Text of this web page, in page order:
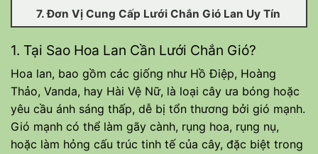
7. Đơn Vị Cung Cấp Lưới Chắn Gió Lan Uy Tín
1. Tại Sao Hoa Lan Cần Lưới Chắn Gió?
Hoa lan, bao gồm các giống như Hồ Điệp, Hoàng
Thảo, Vanda, hay Hài Vệ Nữ, là loại cây ưa bóng hoặc
yêu cầu ánh sáng thấp, dễ bị tổn thương bởi gió mạnh.
Gió mạnh có thể làm gãy cành, rụng hoa, rụng nụ,
hoặc làm hỏng cấu trúc tinh tế của cây, đặc biệt trong